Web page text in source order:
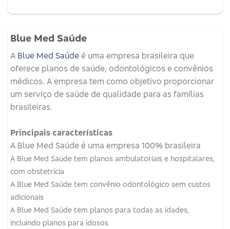
Blue Med Saúde
A Blue Med Saúde é uma empresa brasileira que
oferece planos de saúde, odontológicos e convênios
médicos. A empresa tem como objetivo proporcionar
um serviço de saúde de qualidade para as famílias
brasileiras.
Principais características
A Blue Med Saúde é uma empresa 100% brasileira
A Blue Med Saúde tem planos ambulatoriais e hospitalares,
com obstetrícia
A Blue Med Saúde tem convênio odontológico sem custos
adicionais
A Blue Med Saúde tem planos para todas as idades,
incluindo planos para idosos